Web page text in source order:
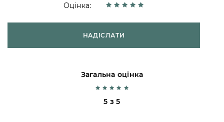
Оцінка:
НАДІСЛАТИ
Загальна оцінка
5 з 5